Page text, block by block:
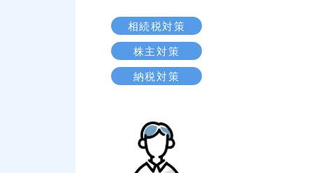
相続税対策
株主対策
納税対策